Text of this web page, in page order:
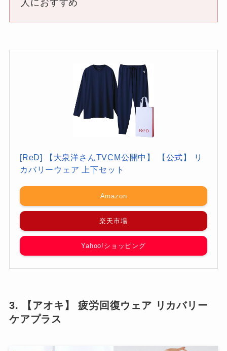
人におすすめ
[ReD] 【大泉洋さんTVCM公開中】 【公式】 リ
カバリーウェア 上下セット
Amazon
楽天市場
Yahoo!ショッピング
3. 【アオキ】 疲労回復ウェア リカバリー
ケアプラス